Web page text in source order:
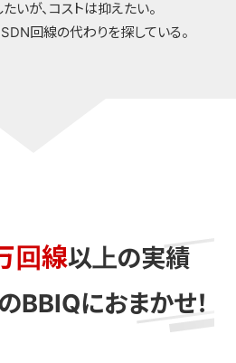
いが、コストは抑えたい。
回線の代わりを探している。
回線以上の実績
BBIQにおまかせ！